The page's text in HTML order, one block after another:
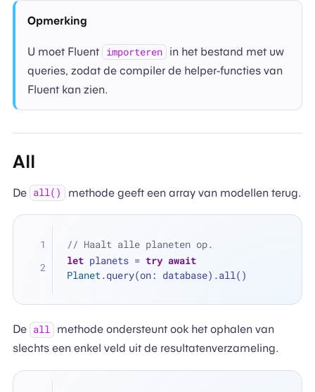
Opmerking
U moet Fluent importeren
in het bestand met uw
queries, zodat de compiler de helper-functies van
Fluent kan zien.
All
De all() methode geeft een array van modellen terug.
// Haalt alle planeten op.
let planets = try await
Planet.query(on: database).all()
De all
methode ondersteunt ook het ophalen van
slechts een enkel veld uit de resultatenverzameling.